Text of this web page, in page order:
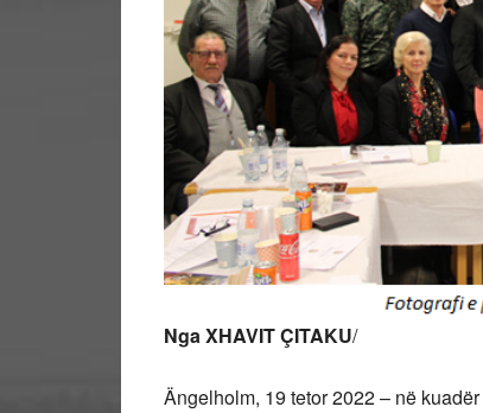
Nga XHAVIT ÇITAKU/
Ängelholm, 19 tetor 2022 – në